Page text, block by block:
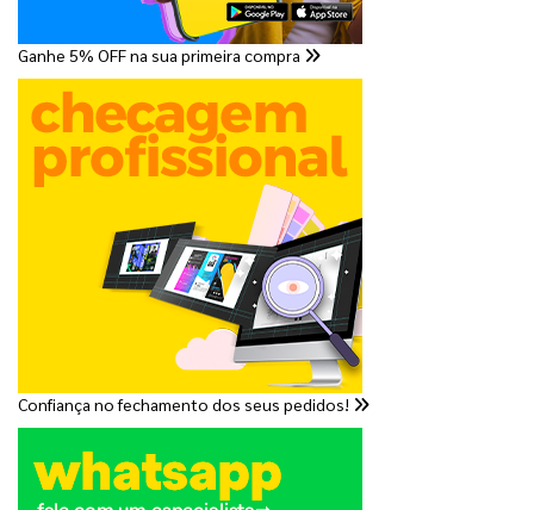
Ganhe 5% OFF na sua primeira compra
Confiança no fechamento dos seus pedidos!